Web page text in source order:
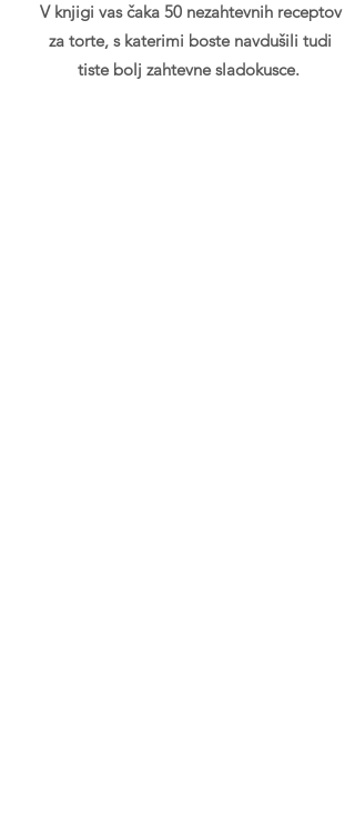
V knjigi vas čaka 50 nezahtevnih receptov
za torte, s katerimi boste navdušili tudi
tiste bolj zahtevne sladokusce.